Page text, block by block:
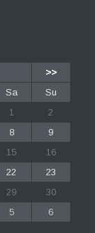
>>
Sa
Su
1
2
8
9
15
16
22
23
29
30
5 6